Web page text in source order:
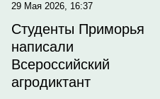
29 Мая 2026, 16:37
Студенты Приморья
написали
Всероссийский
агродиктант